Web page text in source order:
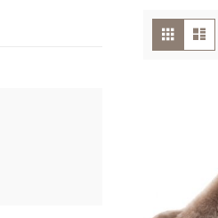
Tonen
als
Foto-
tabel